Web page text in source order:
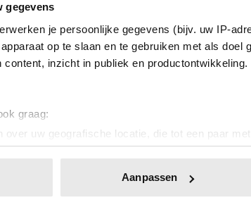
gegevens
je persoonlijke gegevens (bijv. uw IP-
op te slaan en te gebruiken met als doel
content, inzicht in publiek en
graag:
over uw geografische locatie, die tot een paar
door het actief te scannen op specifieke
of intrekken in de Cookieverklaring.
Aanpassen